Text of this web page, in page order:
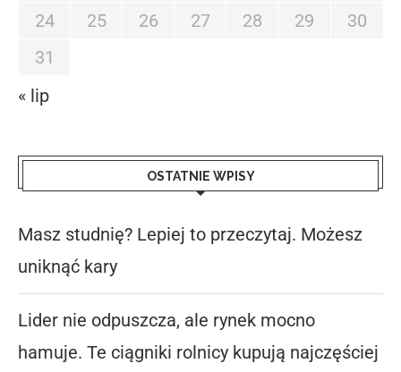
24
25 26 27 28 29
30
31
« lip
OSTATNIE WPISY
Masz studnię? Lepiej to przeczytaj. Możesz
uniknąć kary
Lider nie odpuszcza, ale rynek mocno
hamuje. Te ciągniki rolnicy kupują najczęściej